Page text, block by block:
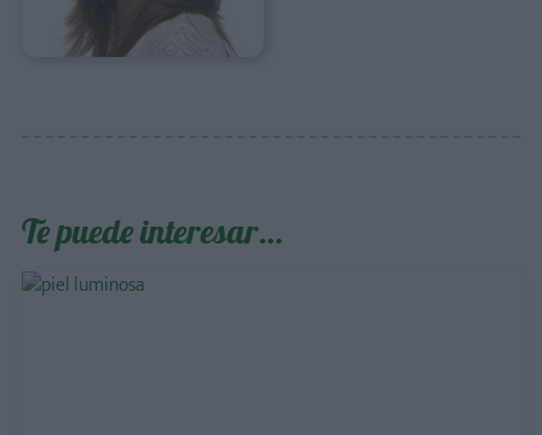
Te puede interesar…